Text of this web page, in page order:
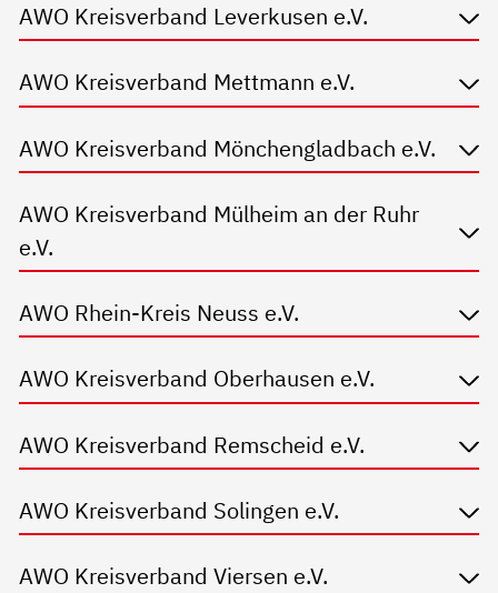
AWO Kreisverband Leverkusen e.V.
AWO Kreisverband Mettmann e.V.
AWO Kreisverband Mönchengladbach e.V.
AWO Kreisverband Mülheim an der Ruhr
e.V.
AWO Rhein-Kreis Neuss e.V.
AWO Kreisverband Oberhausen e.V.
AWO Kreisverband Remscheid e.V.
AWO Kreisverband Solingen e.V.
AWO Kreisverband Viersen e.V.